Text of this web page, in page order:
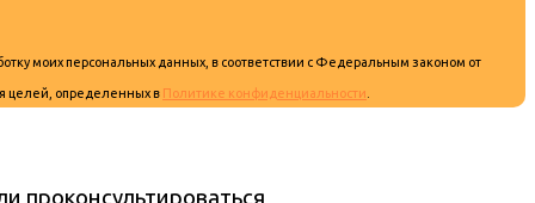
моих персональных данных, в соответствии с Федеральным законом от
целей, определенных в Политике конфиденциальности.